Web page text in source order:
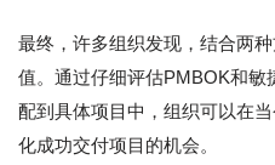
最终，许多组织发现，结合两
值。通过仔细评估PMBOK和
配到具体项目中，组织可以在
化成功交付项目的机会。